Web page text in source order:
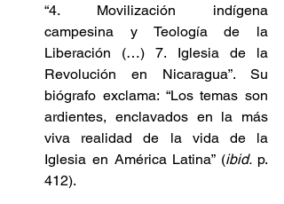
“4. Movilización indígena
campesina y Teología de la
Liberación (…) 7. Iglesia de la
Revolución en Nicaragua”. Su
biógrafo exclama: “Los temas son
ardientes, enclavados en la más
viva realidad de la vida de la
Iglesia en América Latina” (ibid. p.
412).